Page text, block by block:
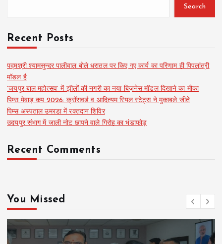
Search
Recent Posts
पद्मश्री श्यामसुन्दर पालीवाल बोले धरातल पर किए गए कार्य का परिणाम ही पिपलांत्री
मॉडल है
‘जयपुर बाल महोत्सव’ में झीलों की नगरी का नया बिज़नेस मॉडल दिखाने का मौका
पिम्स मेवाड़ कप 2026: क्रॉसवर्ड व आदित्यम रियल स्टेट्स ने मुकाबले जीते
पिम्स अस्पताल उमरडा में रक्तदान शिविर
उदयपुर संभाग में जाली नोट छापने वाले गिरोह का भंडाफोड़
Recent Comments
You Missed